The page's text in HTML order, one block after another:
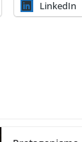
LinkedIn